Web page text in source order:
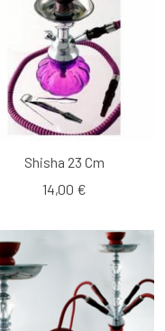
Shisha 23 Cm
14,00 €